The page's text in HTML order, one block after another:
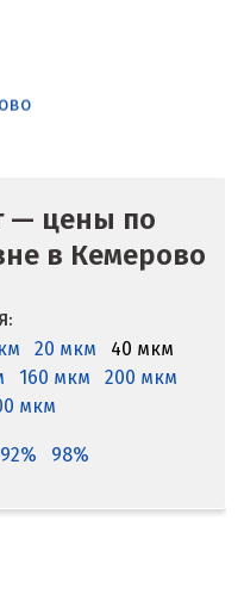
— цены по
в Кемерово
20 мкм
40 мкм
160 мкм
200 мкм
мкм
92% 98%